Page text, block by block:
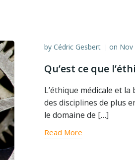
by Cédric Gesbert | on Nov
Qu’est ce que
L’éthique médicale et
des disciplines de plus
le domaine de […]
Read More